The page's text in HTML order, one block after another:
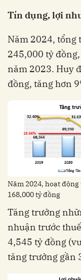
Tín dụng, lợi
Năm 2024, tổng
245,000 tỷ
năm 2023. Huy
đồng, tăng hơn
Năm 2024, hoạt
168,000 tỷ đồng
Tăng trưởng
nhuận trước
4,545 tỷ đồng
tăng trưởng gần